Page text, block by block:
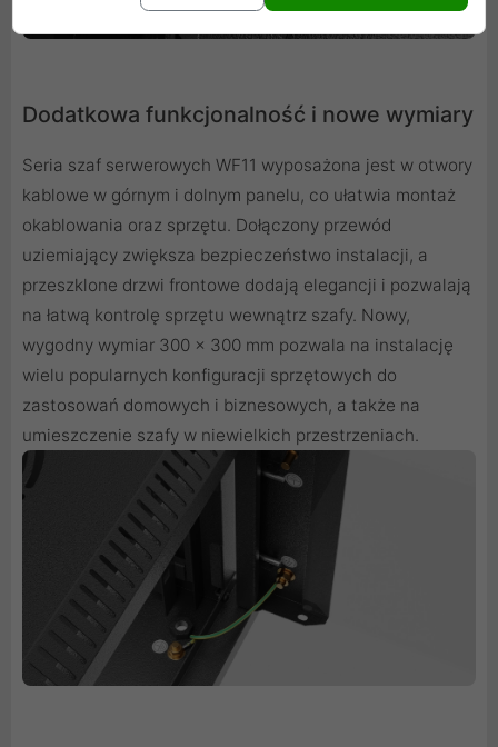
Dodatkowa funkcjonalność i nowe wymiary
Seria szaf serwerowych WF11 wyposażona jest w otwory
kablowe w górnym i dolnym panelu, co ułatwia montaż
okablowania oraz sprzętu. Dołączony przewód
uziemiający zwiększa bezpieczeństwo instalacji, a
przeszklone drzwi frontowe dodają elegancji i pozwalają
na łatwą kontrolę sprzętu wewnątrz szafy. Nowy,
wygodny wymiar 300 x 300 mm pozwala na instalację
wielu popularnych konfiguracji sprzętowych do
zastosowań domowych i biznesowych, a także na
umieszczenie szafy w niewielkich przestrzeniach.